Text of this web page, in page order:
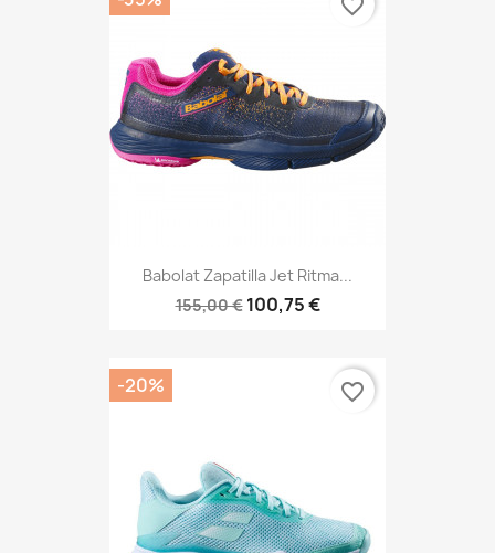
Babolat Zapatilla Jet Ritma...
155,00 € 100,75 €
favorite_border
-20% favorite_border